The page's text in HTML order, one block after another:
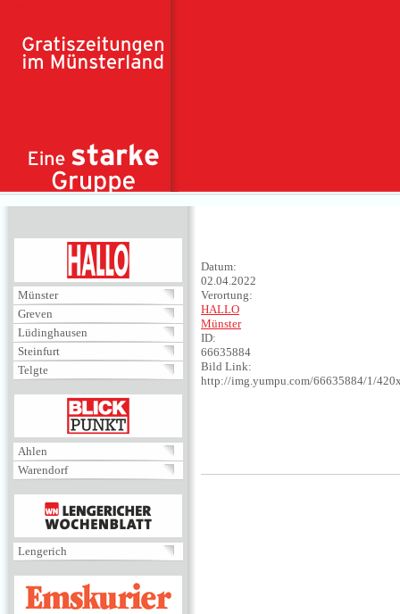
Münster
Greven
Lüdinghausen
Steinfurt
Telgte
BLICKPUNKT
Ahlen
Warendorf
MENÜ
Lengerich
EMSKURIER
Datum:
02.04.2022
Verortung:
HALLO
Münster
ID:
66635884
Bild Link:
http://img.yumpu.com/66635884/1/